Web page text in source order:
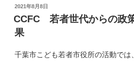
投
稿
日:
2021年8月8日
CCFC 若者世代からの政
果
千葉市こども若者市役所の活動では